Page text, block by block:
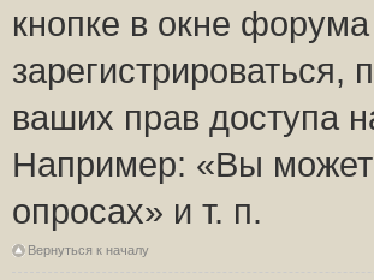
кнопке в окне
ваших прав доступа
Например: «Вы
опросах» и т. п.
Вернуться к началу